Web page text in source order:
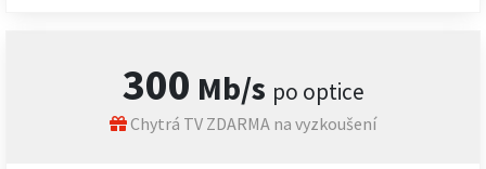
300 Mb/s po optice
Chytrá TV ZDARMA na vyzkoušení